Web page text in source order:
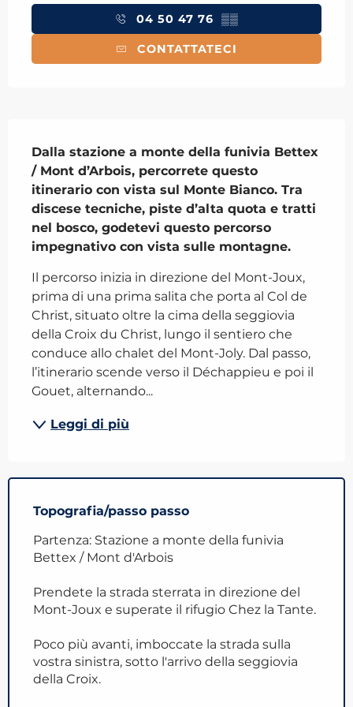
04 50 47 76 ▒▒
CONTATTATECI
Dalla stazione a monte della funivia Bettex
/ Mont d’Arbois, percorrete questo
itinerario con vista sul Monte Bianco. Tra
discese tecniche, piste d’alta quota e tratti
nel bosco, godetevi questo percorso
impegnativo con vista sulle montagne.
Il percorso inizia in direzione del Mont-Joux,
prima di una prima salita che porta al Col de
Christ, situato oltre la cima della seggiovia
della Croix du Christ, lungo il sentiero che
conduce allo chalet del Mont-Joly. Dal passo,
l’itinerario scende verso il Déchappieu e poi il
Gouet, alternando...
Leggi di più
Topografia/passo passo
Partenza: Stazione a monte della funivia
Bettex / Mont d'Arbois
Prendete la strada sterrata in direzione del
Mont-Joux e superate il rifugio Chez la Tante.
Poco più avanti, imboccate la strada sulla
vostra sinistra, sotto l'arrivo della seggiovia
della Croix.